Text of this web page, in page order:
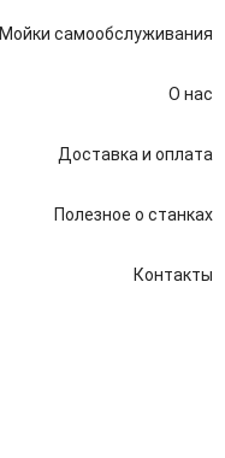
Мойки самообслуживания
О нас
Доставка и оплата
Полезное о станках
Контакты